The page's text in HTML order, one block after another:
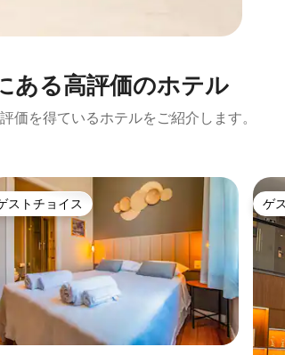
ある高⁠評⁠価⁠のホ⁠テ⁠ル
価を得ているホテルをご紹介します。
ゲストチョイス
ストチョイス ゲ
ゲ